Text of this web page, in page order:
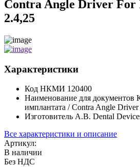
Contra Angle Driver For
2.4,25
Характеристики
Код НКМИ 120400
Наименование для документов
имплантата / Contra Angle
Изготовитель A.B. Dental
Все характеристики и описание
Артикул:
В наличии
Без НДС